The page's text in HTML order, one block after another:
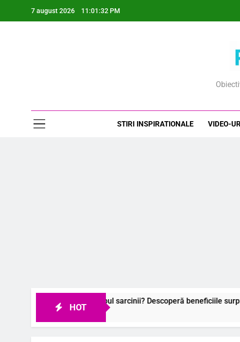
7 august 2026 11:01:33 PM
STIRI INSPIRATIONALE VIDEO-
HOT
în timpul sarcinii? Descoperă beneficiile surprinzătoare!